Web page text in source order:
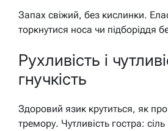
Запах свіжий, без кислинки.
торкнутися носа чи підборіддя
Рухливість і
гнучкість
Здоровий язик крутиться, як
тремору. Чутливість гостра: